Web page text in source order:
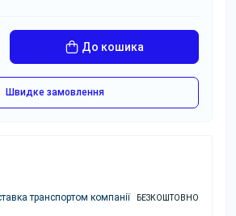
До кошика
Швидке замовлення
транспортом компанії БЕЗКОШТОВНО